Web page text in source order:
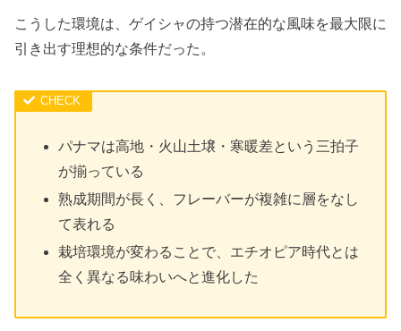
こうした環境は、ゲイシャの持つ潜在的な風味を最大限に
引き出す理想的な条件だった。
パナマは高地・火山土壌・寒暖差という三拍子
が揃っている
熟成期間が長く、フレーバーが複雑に層をなし
て表れる
栽培環境が変わることで、エチオピア時代とは
全く異なる味わいへと進化した